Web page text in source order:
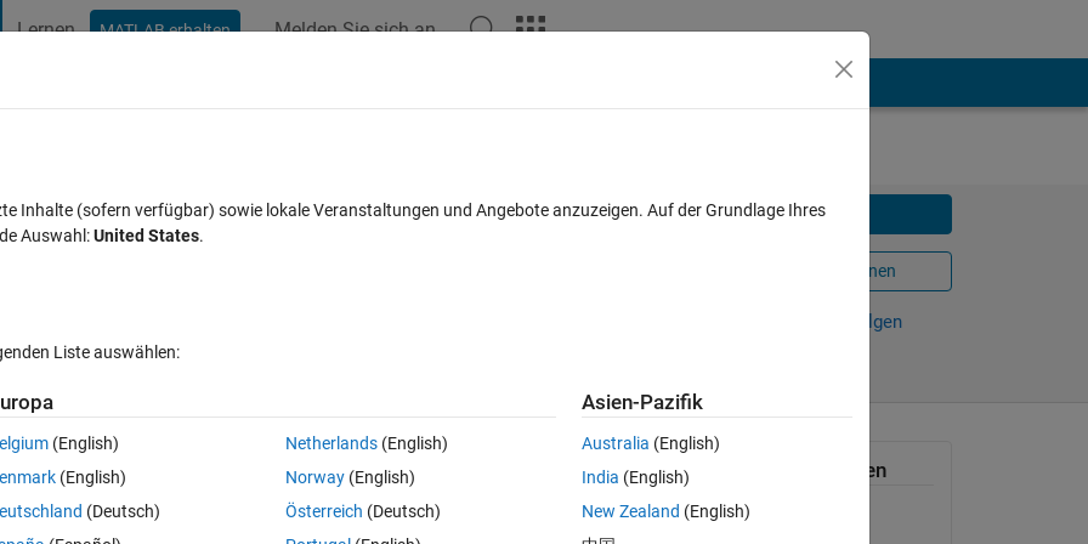
Lernen MATLAB erhalten Melden Sie sich an
synchronizer Herunterladen
In MATLAB Online öffnen
Verfolgen
address with no-ip.com server.
.ws, .us, .mobi, .me, .co
Allgemeine Informationen
Version 1.3.0.0
Inhalte (sofern verfügbar) sowie lokale Veranstaltungen und Angebote anzuzeigen. Auf der Grundlage Ihres
Auswahl:United States.
Liste auswählen:
(English)
(English)
(Deutsch)
Netherlands(English)
Norway(English)
Österreich (Deutsch)
Asien-Pazifik
Australia (English)
India (English)
New Zealand (English)